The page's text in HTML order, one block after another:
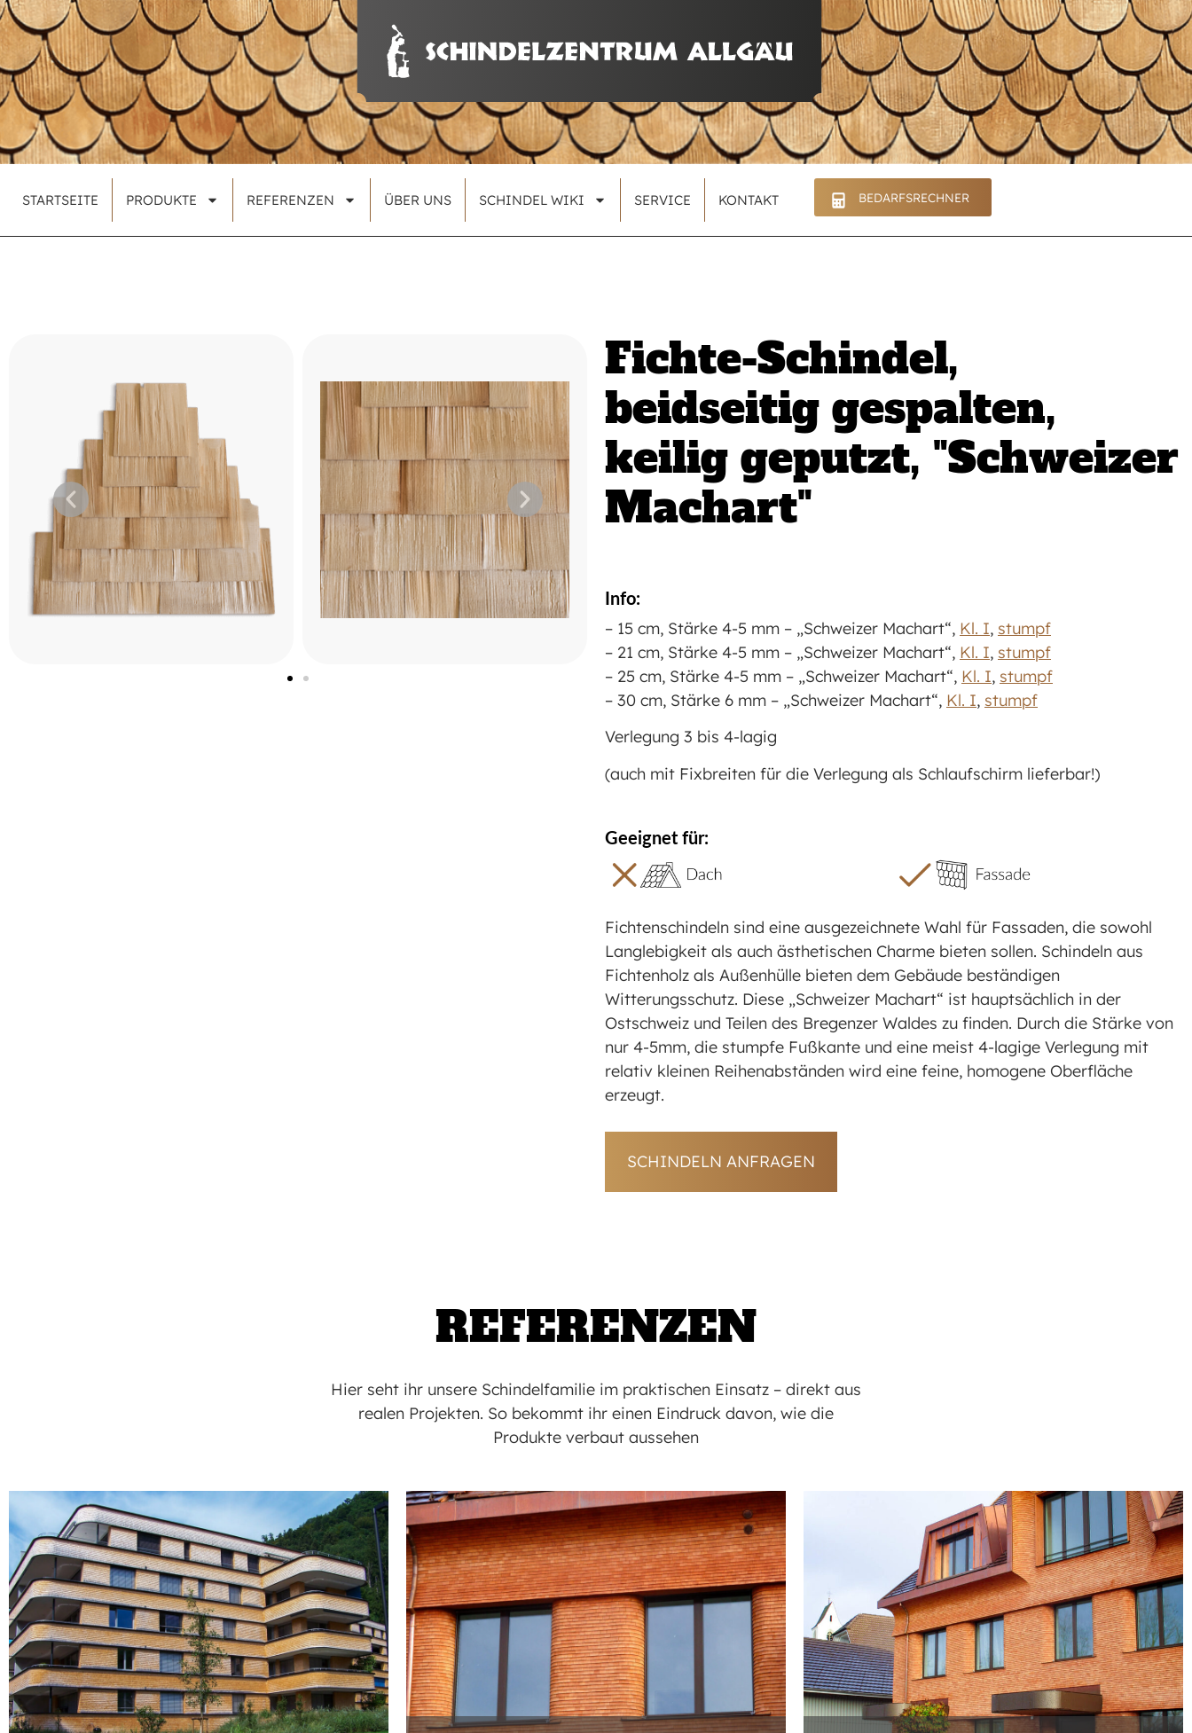
STARTSEITE PRODUKTE REFERENZEN ÜBER UNS SCHINDEL WIKI SERVICE KONTAKT BEDARFSRECHNER
Fichte-Schindel,
beidseitig gespalten,
keilig geputzt, "Schweizer
Machart"
Info:
– 15 cm, Stärke 4-5 mm – „Schweizer Machart“, Kl. I, stumpf
– 21 cm, Stärke 4-5 mm – „Schweizer Machart“, Kl. I, stumpf
– 25 cm, Stärke 4-5 mm – „Schweizer Machart“, Kl. I, stumpf
– 30 cm, Stärke 6 mm – „Schweizer Machart“, Kl. I, stumpf
Verlegung 3 bis 4-lagig
(auch mit Fixbreiten für die Verlegung als Schlaufschirm lieferbar!)
Geeignet für:
Fichtenschindeln sind eine ausgezeichnete Wahl für Fassaden, die sowohl
Langlebigkeit als auch ästhetischen Charme bieten sollen. Schindeln aus
Fichtenholz als Außenhülle bieten dem Gebäude beständigen
Witterungsschutz. Diese „Schweizer Machart“ ist hauptsächlich in der
Ostschweiz und Teilen des Bregenzer Waldes zu finden. Durch die Stärke von
nur 4-5mm, die stumpfe Fußkante und eine meist 4-lagige Verlegung mit
relativ kleinen Reihenabständen wird eine feine, homogene Oberfläche
erzeugt.
SCHINDELN ANFRAGEN
REFERENZEN
Hier seht ihr unsere Schindelfamilie im praktischen Einsatz – direkt aus
realen Projekten. So bekommt ihr einen Eindruck davon, wie die
Produkte verbaut aussehen